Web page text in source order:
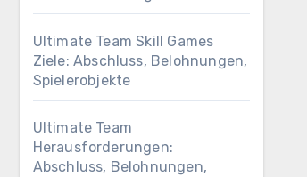
Ultimate Team Skill Games
Ziele: Abschluss, Belohnungen,
Spielerobjekte
Ultimate Team
Herausforderungen:
Abschluss, Belohnungen,